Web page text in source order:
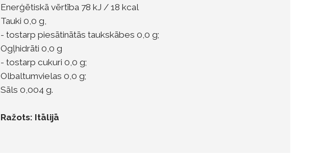
Enerģētiskā vērtība 78 kJ / 18 kcal
Tauki 0,0 g,
- tostarp piesātinātās taukskābes 0,0 g;
Ogļhidrāti 0,0 g
- tostarp cukuri 0,0 g;
Olbaltumvielas 0,0 g;
Sāls 0,004 g.
Ražots: Itālijā